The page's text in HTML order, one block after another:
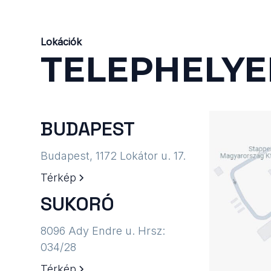
Lokációk
BUDAPEST
Budapest, 1172 Lokátor u. 17.​
Térkép
SUKORÓ
8096 Ady Endre u. Hrsz:
034/28​